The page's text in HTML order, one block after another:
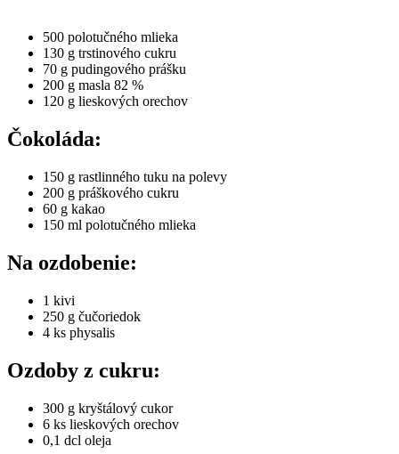
500 polotučného mlieka
130 g trstinového cukru
70 g pudingového prášku
200 g masla 82 %
120 g lieskových orechov
Čokoláda:
150 g rastlinného tuku na polevy
200 g práškového cukru
60 g kakao
150 ml polotučného mlieka
Na ozdobenie:
1 kivi
250 g čučoriedok
4 ks physalis
Ozdoby z cukru:
300 g kryštálový cukor
6 ks lieskových orechov
0,1 dcl oleja